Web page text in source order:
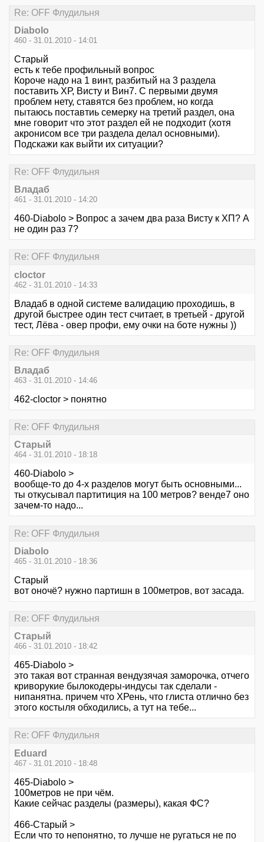
Re: OFF Флудильня
Diabolo
460 - 31.01.2010 - 14:01
Старый
есть к тебе профильный вопрос
Короче надо на 1 винт, разбитый на 3 раздела
поставить ХР, Висту и Вин7. С первыми двумя
проблем нету, ставятся без проблем, но когда
пытаюсь поставтиь семерку на третий раздел, она
мне говорит что этот раздел ей не подходит (хотя
акронисом все три раздела делал основными).
Подскажи как выйти их ситуации?
Re: OFF Флудильня
Владаб
461 - 31.01.2010 - 14:20
460-Diabolo > Вопрос а зачем два раза Висту к ХП? А
не один раз 7?
Re: OFF Флудильня
cloctor
462 - 31.01.2010 - 14:33
Владаб в одной системе валидацию проходишь, в
другой быстрее один тест считает, в третьей - другой
тест, Лёва - овер профи, ему очки на боте нужны ))
Re: OFF Флудильня
Владаб
463 - 31.01.2010 - 14:46
462-cloctor > понятно
Re: OFF Флудильня
Старый
464 - 31.01.2010 - 18:18
460-Diabolo >
вообще-то до 4-х разделов могут быть основными...
ты откусывал партитиция на 100 метров? венде7 оно
зачем-то надо...
Re: OFF Флудильня
Diabolo
465 - 31.01.2010 - 18:36
Старый
вот оночё? нужно партишн в 100метров, вот засада.
Re: OFF Флудильня
Старый
466 - 31.01.2010 - 18:42
465-Diabolo >
это такая вот странная вендузячая заморочка, отчего
криворукие былокодеры-индусы так сделали -
нипанятна. причем что ХРень, что глиста отлично без
этого костыля обходились, а тут на тебе...
Re: OFF Флудильня
Eduard
467 - 31.01.2010 - 18:48
465-Diabolo >
100метров не при чём.
Какие сейчас разделы (размеры), какая ФС?
466-Старый >
Если что то непонятно, то лучше не ругаться не по